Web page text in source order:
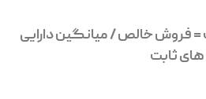
فروش خالص / میانگین دارایی­‌
های ثابت